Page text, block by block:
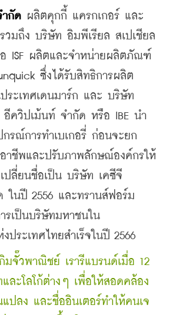
กัด ผลิตคุกกี้ แครกเกอร์ และ
รวมถึง บริษัท อิมพีเรียล สเปเชียล
ISF ผลิตและจำหน่ายผลิตภัณฑ์
ซึ่งได้รับสิทธิการผลิต
ระเทศเดนมาร์ก และ บริษัท
อีควิปเม้นท์ จำกัด หรือ IBE นำ
กรณ์การทำเบเกอรี่ ก่อนจะยก
าชีพและปรับภาพลักษณ์องค์กรให้
ปลี่ยนชื่อเป็น บริษัท เคซีจี
ในปี 2556 และทรานส์ฟอร์ม
รเป็นบริษัทมหาชนใน
ประเทศไทยสำเร็จในปี 2566
วพาณิชย์ เรารีแบรนด์เมื่อ 12
ละโลโก้ต่างๆ เพื่อให้สอดคล้อง
ปลง และชื่ออินเตอร์ทำให้คนเจ